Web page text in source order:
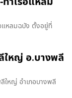
แหลมฉบัง ตั้งอยู่ที่
ลีใหญ่ อ.บางพลี
ใหญ่ อำเภอบางพลี